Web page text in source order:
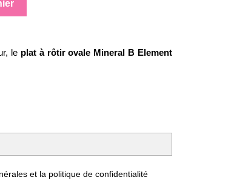
le plat à rôtir ovale Mineral B Element
et la politique de confidentialité